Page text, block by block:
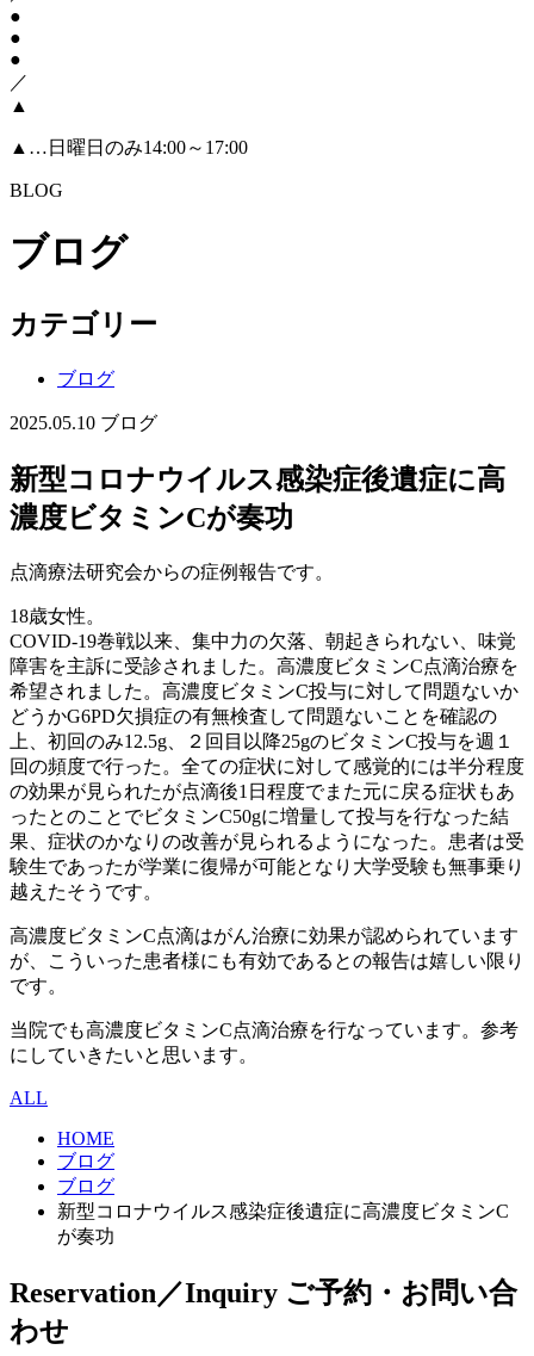
●
●
●
／
▲
▲ …日曜日のみ14:00～17:00
BLOG
ブログ
カテゴリー
ブログ
2025.05.10 ブログ
新型コロナウイルス感染症後遺症に高
濃度ビタミンCが奏功
点滴療法研究会からの症例報告です。
18歳女性。
COVID-19巻戦以来、集中力の欠落、朝起きられない、味覚
障害を主訴に受診されました。高濃度ビタミンC点滴治療を
希望されました。高濃度ビタミンC投与に対して問題ないか
どうかG6PD欠損症の有無検査して問題ないことを確認の
上、初回のみ12.5g、２回目以降25gのビタミンC投与を週１
回の頻度で行った。全ての症状に対して感覚的には半分程度
の効果が見られたが点滴後1日程度でまた元に戻る症状もあ
ったとのことでビタミンC50gに増量して投与を行なった結
果、症状のかなりの改善が見られるようになった。患者は受
験生であったが学業に復帰が可能となり大学受験も無事乗り
越えたそうです。
高濃度ビタミンC点滴はがん治療に効果が認められています
が、こういった患者様にも有効であるとの報告は嬉しい限り
です。
当院でも高濃度ビタミンC点滴治療を行なっています。参考
にしていきたいと思います。
ALL
HOME
ブログ
ブログ
新型コロナウイルス感染症後遺症に高濃度ビタミンC
が奏功
Reservation／Inquiry ご予約・お問い合
わせ